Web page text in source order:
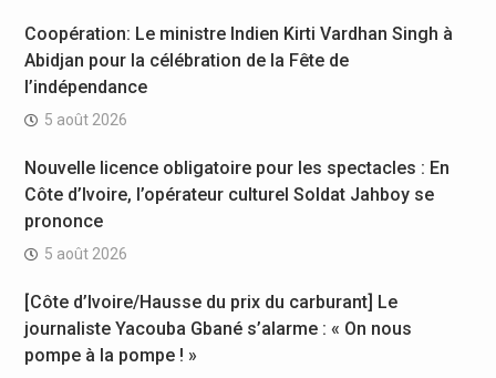
Coopération: Le ministre Indien Kirti Vardhan Singh à
Abidjan pour la célébration de la Fête de
l’indépendance
5 août 2026
Nouvelle licence obligatoire pour les spectacles : En
Côte d’Ivoire, l’opérateur culturel Soldat Jahboy se
prononce
5 août 2026
[Côte d’Ivoire/Hausse du prix du carburant] Le
journaliste Yacouba Gbané s’alarme : « On nous
pompe à la pompe ! »